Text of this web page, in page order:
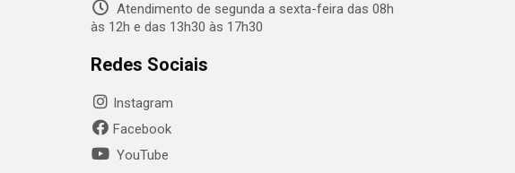
Atendimento de segunda a sexta-feira das 08h
às 12h e das 13h30 às 17h30
Redes Sociais
Instagram
Facebook
YouTube